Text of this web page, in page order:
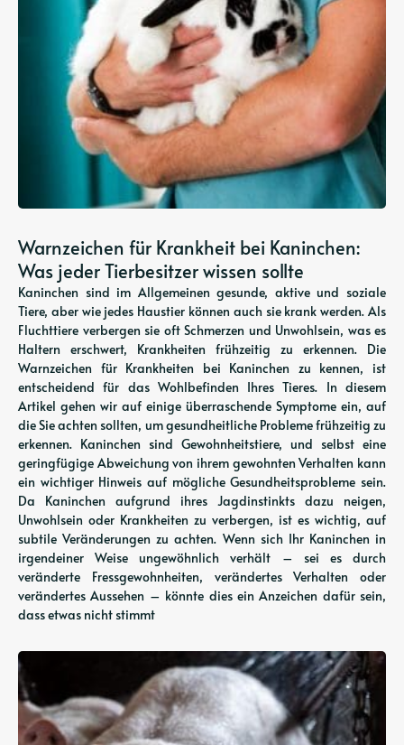
Warnzeichen für Krankheit bei Kaninchen:
Was jeder Tierbesitzer wissen sollte
Kaninchen sind im Allgemeinen gesunde, aktive und soziale
Tiere, aber wie jedes Haustier können auch sie krank werden. Als
Fluchttiere verbergen sie oft Schmerzen und Unwohlsein, was es
Haltern erschwert, Krankheiten frühzeitig zu erkennen. Die
Warnzeichen für Krankheiten bei Kaninchen zu kennen, ist
entscheidend für das Wohlbefinden Ihres Tieres. In diesem
Artikel gehen wir auf einige überraschende Symptome ein, auf
die Sie achten sollten, um gesundheitliche Probleme frühzeitig zu
erkennen. Kaninchen sind Gewohnheitstiere, und selbst eine
geringfügige Abweichung von ihrem gewohnten Verhalten kann
ein wichtiger Hinweis auf mögliche Gesundheitsprobleme sein.
Da Kaninchen aufgrund ihres Jagdinstinkts dazu neigen,
Unwohlsein oder Krankheiten zu verbergen, ist es wichtig, auf
subtile Veränderungen zu achten. Wenn sich Ihr Kaninchen in
irgendeiner Weise ungewöhnlich verhält – sei es durch
veränderte Fressgewohnheiten, verändertes Verhalten oder
verändertes Aussehen – könnte dies ein Anzeichen dafür sein,
dass etwas nicht stimmt